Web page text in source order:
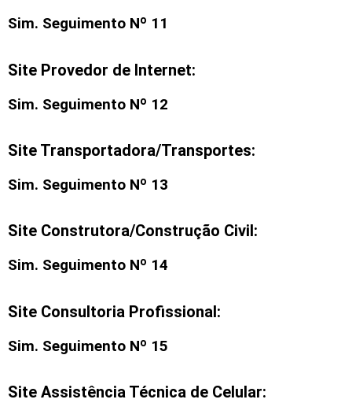
Sim. Seguimento Nº 11
Site Provedor de Internet:
Sim. Seguimento Nº 12
Site Transportadora/Transportes:
Sim. Seguimento Nº 13
Site Construtora/Construção Civil:
Sim. Seguimento Nº 14
Site Consultoria Profissional:
Sim. Seguimento Nº 15
Site Assistência Técnica de Celular: